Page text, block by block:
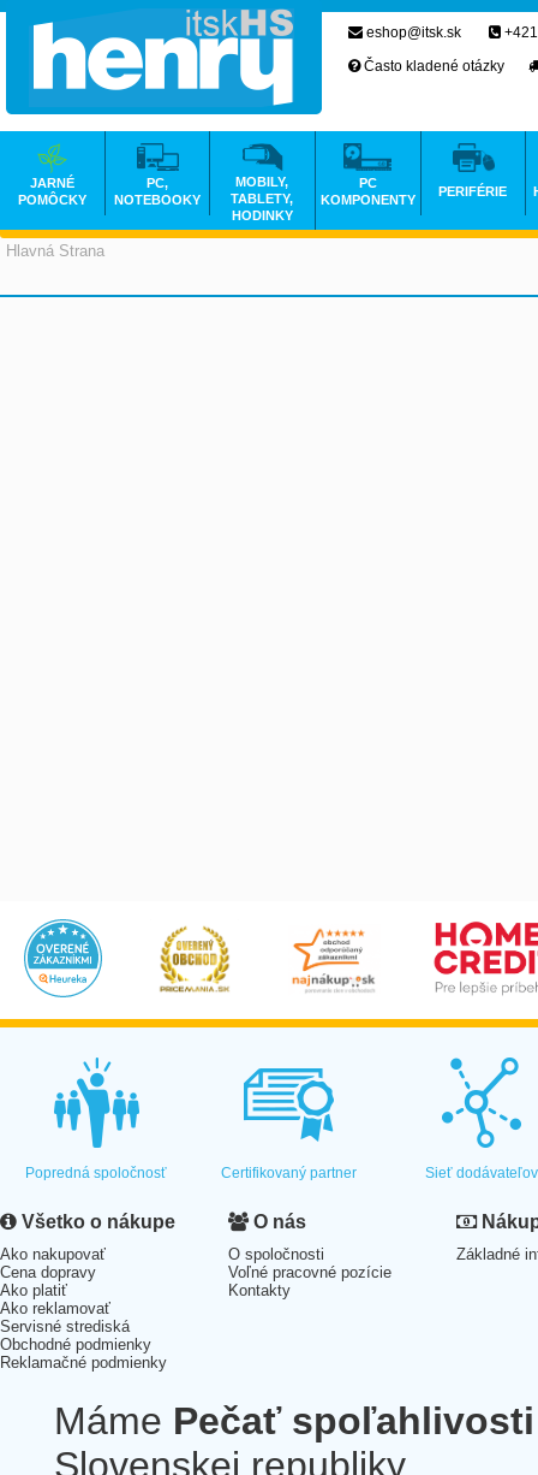
Hlavná Strana
eshop@itsk.sk
Často kladené otázky
JARNÉ
POMÔCKY
PC,
NOTEBOOKY
MOBILY,
TABLETY,
HODINKY
PC
KOMPONENTY
PERIFÉRIE
Popredná spoločnosť Certifikovaný partner Sieť dodávateľov
Všetko o nákupe
Ako nakupovať
Cena dopravy
Ako platiť
Ako reklamovať
Servisné strediská
Obchodné podmienky
Reklamačné podmienky
O nás
O spoločnosti
Voľné pracovné pozície
Kontakty
Základné
Máme Pečať spoľahlivosti
Slovenskej republiky